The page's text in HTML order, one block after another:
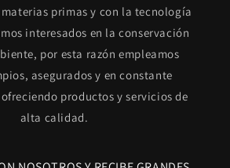
primas y con la tecnología
interesados en la conservación
por esta razón empleamos
asegurados y en constante
productos y servicios de
alta calidad.